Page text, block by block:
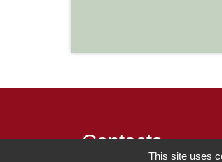
Contacts
This site uses